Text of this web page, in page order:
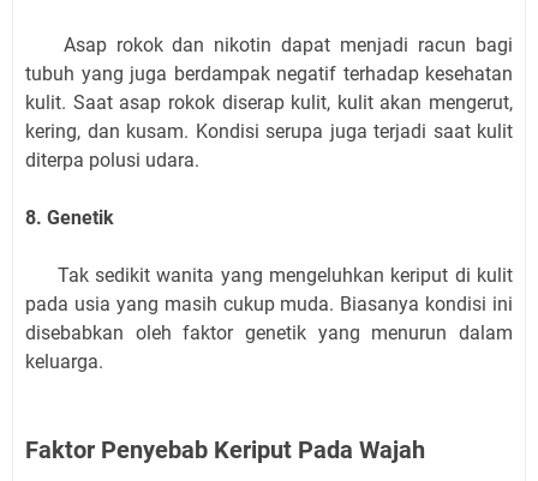
Asap rokok dan nikotin dapat menjadi racun bagi
tubuh yang juga berdampak negatif terhadap kesehatan
kulit. Saat asap rokok diserap kulit, kulit akan mengerut,
kering, dan kusam. Kondisi serupa juga terjadi saat kulit
diterpa polusi udara.
8. Genetik
Tak sedikit wanita yang mengeluhkan keriput di kulit
pada usia yang masih cukup muda. Biasanya kondisi ini
disebabkan oleh faktor genetik yang menurun dalam
keluarga.
Faktor Penyebab Keriput Pada Wajah